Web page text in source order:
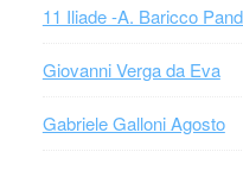
11 Iliade -A. Baricco
Giovanni Verga da Eva
Gabriele Galloni Agosto